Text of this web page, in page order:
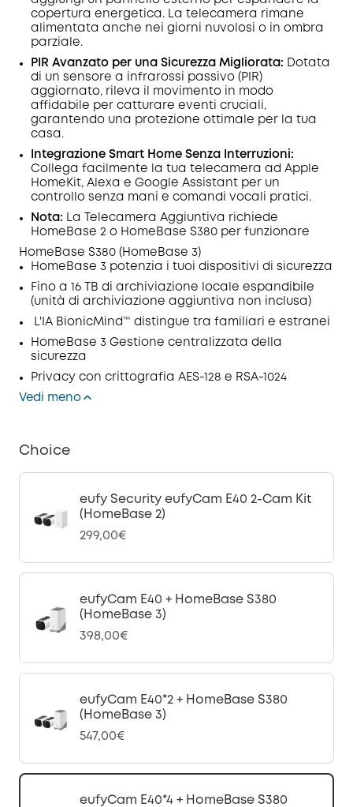
copertura energetica. La telecamera rimane
alimentata anche nei giorni nuvolosi o in ombra
parziale.
PIR Avanzato per una Sicurezza Migliorata: Dotata
di un sensore a infrarossi passivo (PIR)
aggiornato, rileva il movimento in modo
affidabile per catturare eventi cruciali,
garantendo una protezione ottimale per la tua
casa.
Integrazione Smart Home Senza Interruzioni:
Collega facilmente la tua telecamera ad Apple
HomeKit, Alexa e Google Assistant per un
controllo senza mani e comandi vocali pratici.
Nota: La Telecamera Aggiuntiva richiede
HomeBase 2 o HomeBase S380 per funzionare
HomeBase S380 (HomeBase 3)
HomeBase 3 potenzia i tuoi dispositivi di sicurezza
Fino a 16 TB di archiviazione locale espandibile
(unità di archiviazione aggiuntiva non inclusa)
L'IA BionicMind™ distingue tra familiari e estranei
HomeBase 3 Gestione centralizzata della
sicurezza
Privacy con crittografia AES-128 e RSA-1024
Vedi meno
Choice
eufy Security eufyCam E40 2-Cam Kit
(HomeBase 2)
299,00€
eufyCam E40 + HomeBase S380
(HomeBase 3)
398,00€
eufyCam E40*2 + HomeBase S380
(HomeBase 3)
547,00€
eufyCam E40*4 + HomeBase S380